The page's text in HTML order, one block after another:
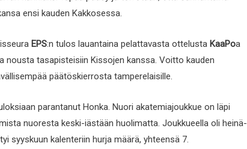
ensi kauden Kakkosessa.
EPS:n tulos lauantaina pelattavasta ottelusta KaaPoa
nousta tasapisteisiin Kissojen kanssa. Voitto kauden
päätöskierrosta tamperelaisille.
parantanut Honka. Nuori akatemiajoukkue on läpi
nuoresta keski-iästään huolimatta. Joukkueella oli heinä-
syyskuun kalenteriin hurja määrä, yhteensä 7.